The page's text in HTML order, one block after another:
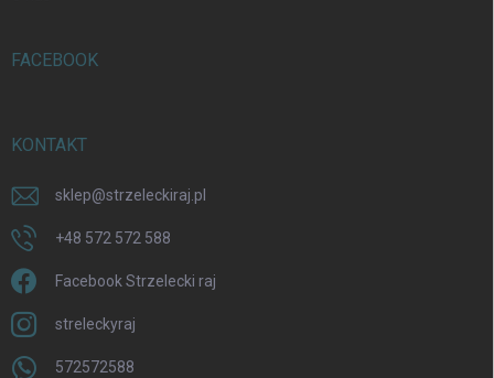
FACEBOOK
KONTAKT
sklep@strzeleckiraj.pl
+48 572 572 588
Facebook Strzelecki raj
streleckyraj
572572588